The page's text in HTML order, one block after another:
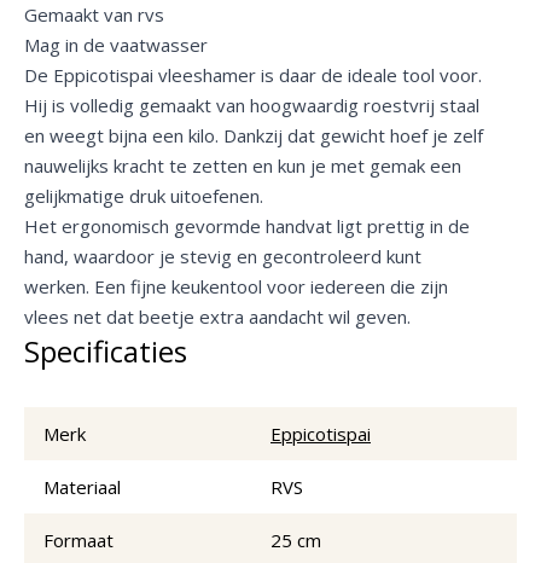
Gemaakt van rvs
Mag in de vaatwasser
De Eppicotispai vleeshamer is daar de ideale tool voor.
Hij is volledig gemaakt van hoogwaardig roestvrij staal
en weegt bijna een kilo. Dankzij dat gewicht hoef je zelf
nauwelijks kracht te zetten en kun je met gemak een
gelijkmatige druk uitoefenen.
Het ergonomisch gevormde handvat ligt prettig in de
hand, waardoor je stevig en gecontroleerd kunt
werken. Een fijne keukentool voor iedereen die zijn
vlees net dat beetje extra aandacht wil geven.
Specificaties
Merk Eppicotispai
Materiaal RVS
Formaat 25 cm